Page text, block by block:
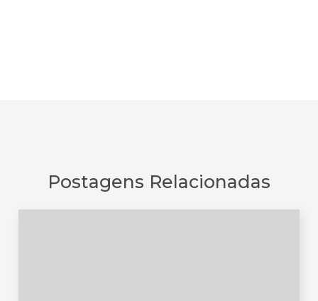
Postagens Relacionadas